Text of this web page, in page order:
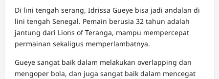
Di lini tengah serang, Idrissa Gueye bisa jadi andalan di
lini tengah Senegal. Pemain berusia 32 tahun adalah
jantung dari Lions of Teranga, mampu mempercepat
permainan sekaligus memperlambatnya.
Gueye sangat baik dalam melakukan overlapping dan
mengoper bola, dan juga sangat baik dalam mencegat